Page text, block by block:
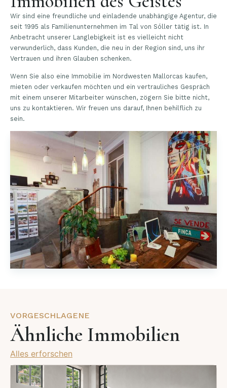
Wir sind eine freundliche und einladende unabhängige Agentur, die
seit 1995 als Familienunternehmen im Tal von Sóller tätig ist. In
Anbetracht unserer Langlebigkeit ist es vielleicht nicht
verwunderlich, dass Kunden, die neu in der Region sind, uns ihr
Vertrauen und ihren Glauben schenken.
Wenn Sie also eine Immobilie im Nordwesten Mallorcas kaufen,
mieten oder verkaufen möchten und ein vertrauliches Gespräch
mit einem unserer Mitarbeiter wünschen, zögern Sie bitte nicht,
uns zu kontaktieren. Wir freuen uns darauf, Ihnen behilflich zu
sein.
VORGESCHLAGENE
Ähnliche Immobilien
Alles erforschen